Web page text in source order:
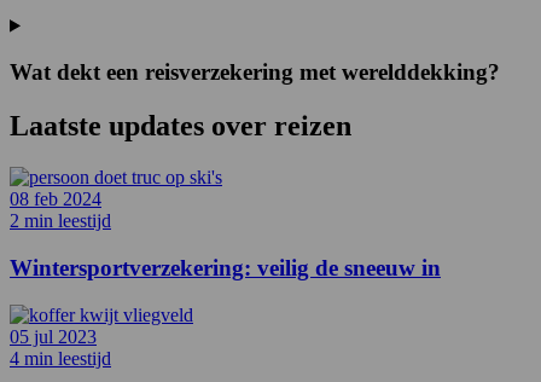
Wat dekt een reisverzekering met werelddekking?
Laatste updates over reizen
08 feb 2024
2 min leestijd
Wintersportverzekering: veilig de sneeuw in
05 jul 2023
4 min leestijd